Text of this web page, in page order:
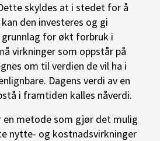
skyldes at i stedet for å
den investeres og gi
for økt forbruk i
virkninger som oppstår på
om til verdien de vil ha i
Dagens verdi av en
i framtiden kalles nåverdi.
en metode som gjør det mulig
nytte- og kostnadsvirkninger